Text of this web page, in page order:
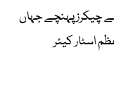
چیكرز پہنچے جہاں
اسٹار کیئر